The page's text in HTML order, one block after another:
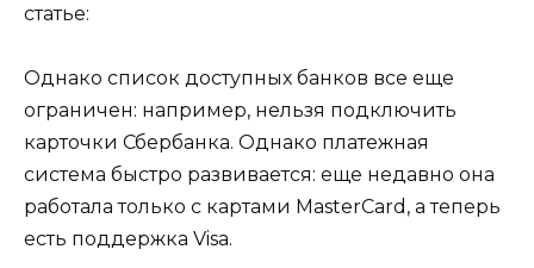
статье:
Однако список доступных банков все еще
ограничен: например, нельзя подключить
карточки Сбербанка. Однако платежная
система быстро развивается: еще недавно она
работала только с картами MasterCard, а теперь
есть поддержка Visa.